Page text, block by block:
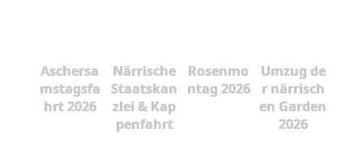
Aschersa
mstagsfa
hrt 2026
Närrische
Staatskan
zlei & Kap
penfahrt
Rosenmo
ntag 2026
Umzug de
r närrisch
en Garden
2026